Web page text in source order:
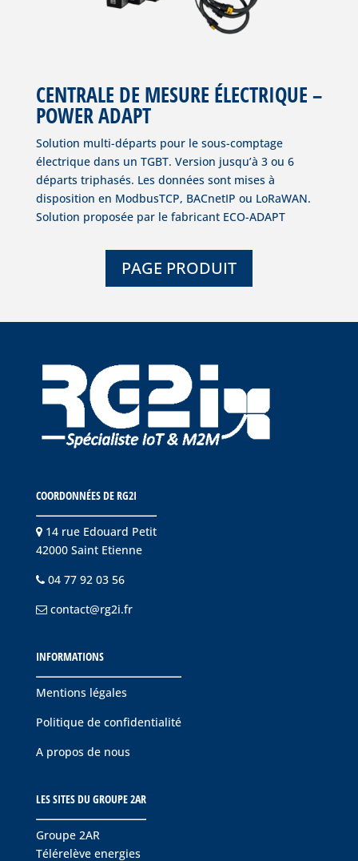
CENTRALE DE MESURE ÉLECTRIQUE –
POWER ADAPT
Solution multi-départs pour le sous-comptage
électrique dans un TGBT. Version jusqu’à 3 ou 6
départs triphasés. Les données sont mises à
disposition en ModbusTCP, BACnetIP ou LoRaWAN.
Solution proposée par le fabricant ECO-ADAPT
PAGE PRODUIT
COORDONNÉES DE RG2I
14 rue Edouard Petit
42000 Saint Etienne
04 77 92 03 56
contact@rg2i.fr
INFORMATIONS
Mentions légales
Politique de confidentialité
A propos de nous
LES SITES DU GROUPE 2AR
Groupe 2AR
Télérelève energies